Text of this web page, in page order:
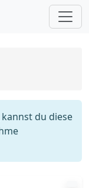
kannst du diese